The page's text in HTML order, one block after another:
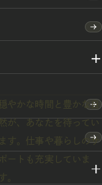
やかな時間と豊かな自
然が、あなたを待ってい
ます。仕事や暮らしのサ
ポートも充実していま
す。